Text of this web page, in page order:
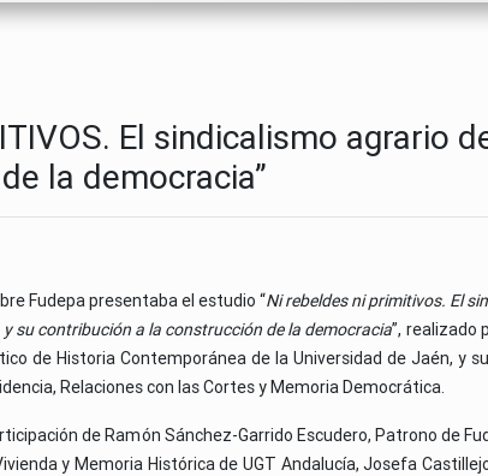
El sindicalismo agrario
la democracia”
Fudepa presentaba el estudio “Ni rebeldes ni primitivos. El
y su contribución a la construcción de la democracia”, realizado
de Historia Contemporánea de la Universidad de Jaén, y
Relaciones con las Cortes y Memoria Democrática.
de Ramón Sánchez-Garrido Escudero, Patrono de
y Memoria Histórica de UGT Andalucía, Josefa